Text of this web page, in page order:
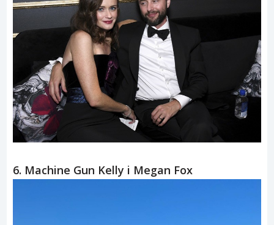
6. Machine Gun Kelly i Megan Fox